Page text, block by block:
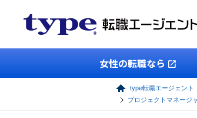
女性の転職なら
type転職エージェント
プロジェクトマネージ